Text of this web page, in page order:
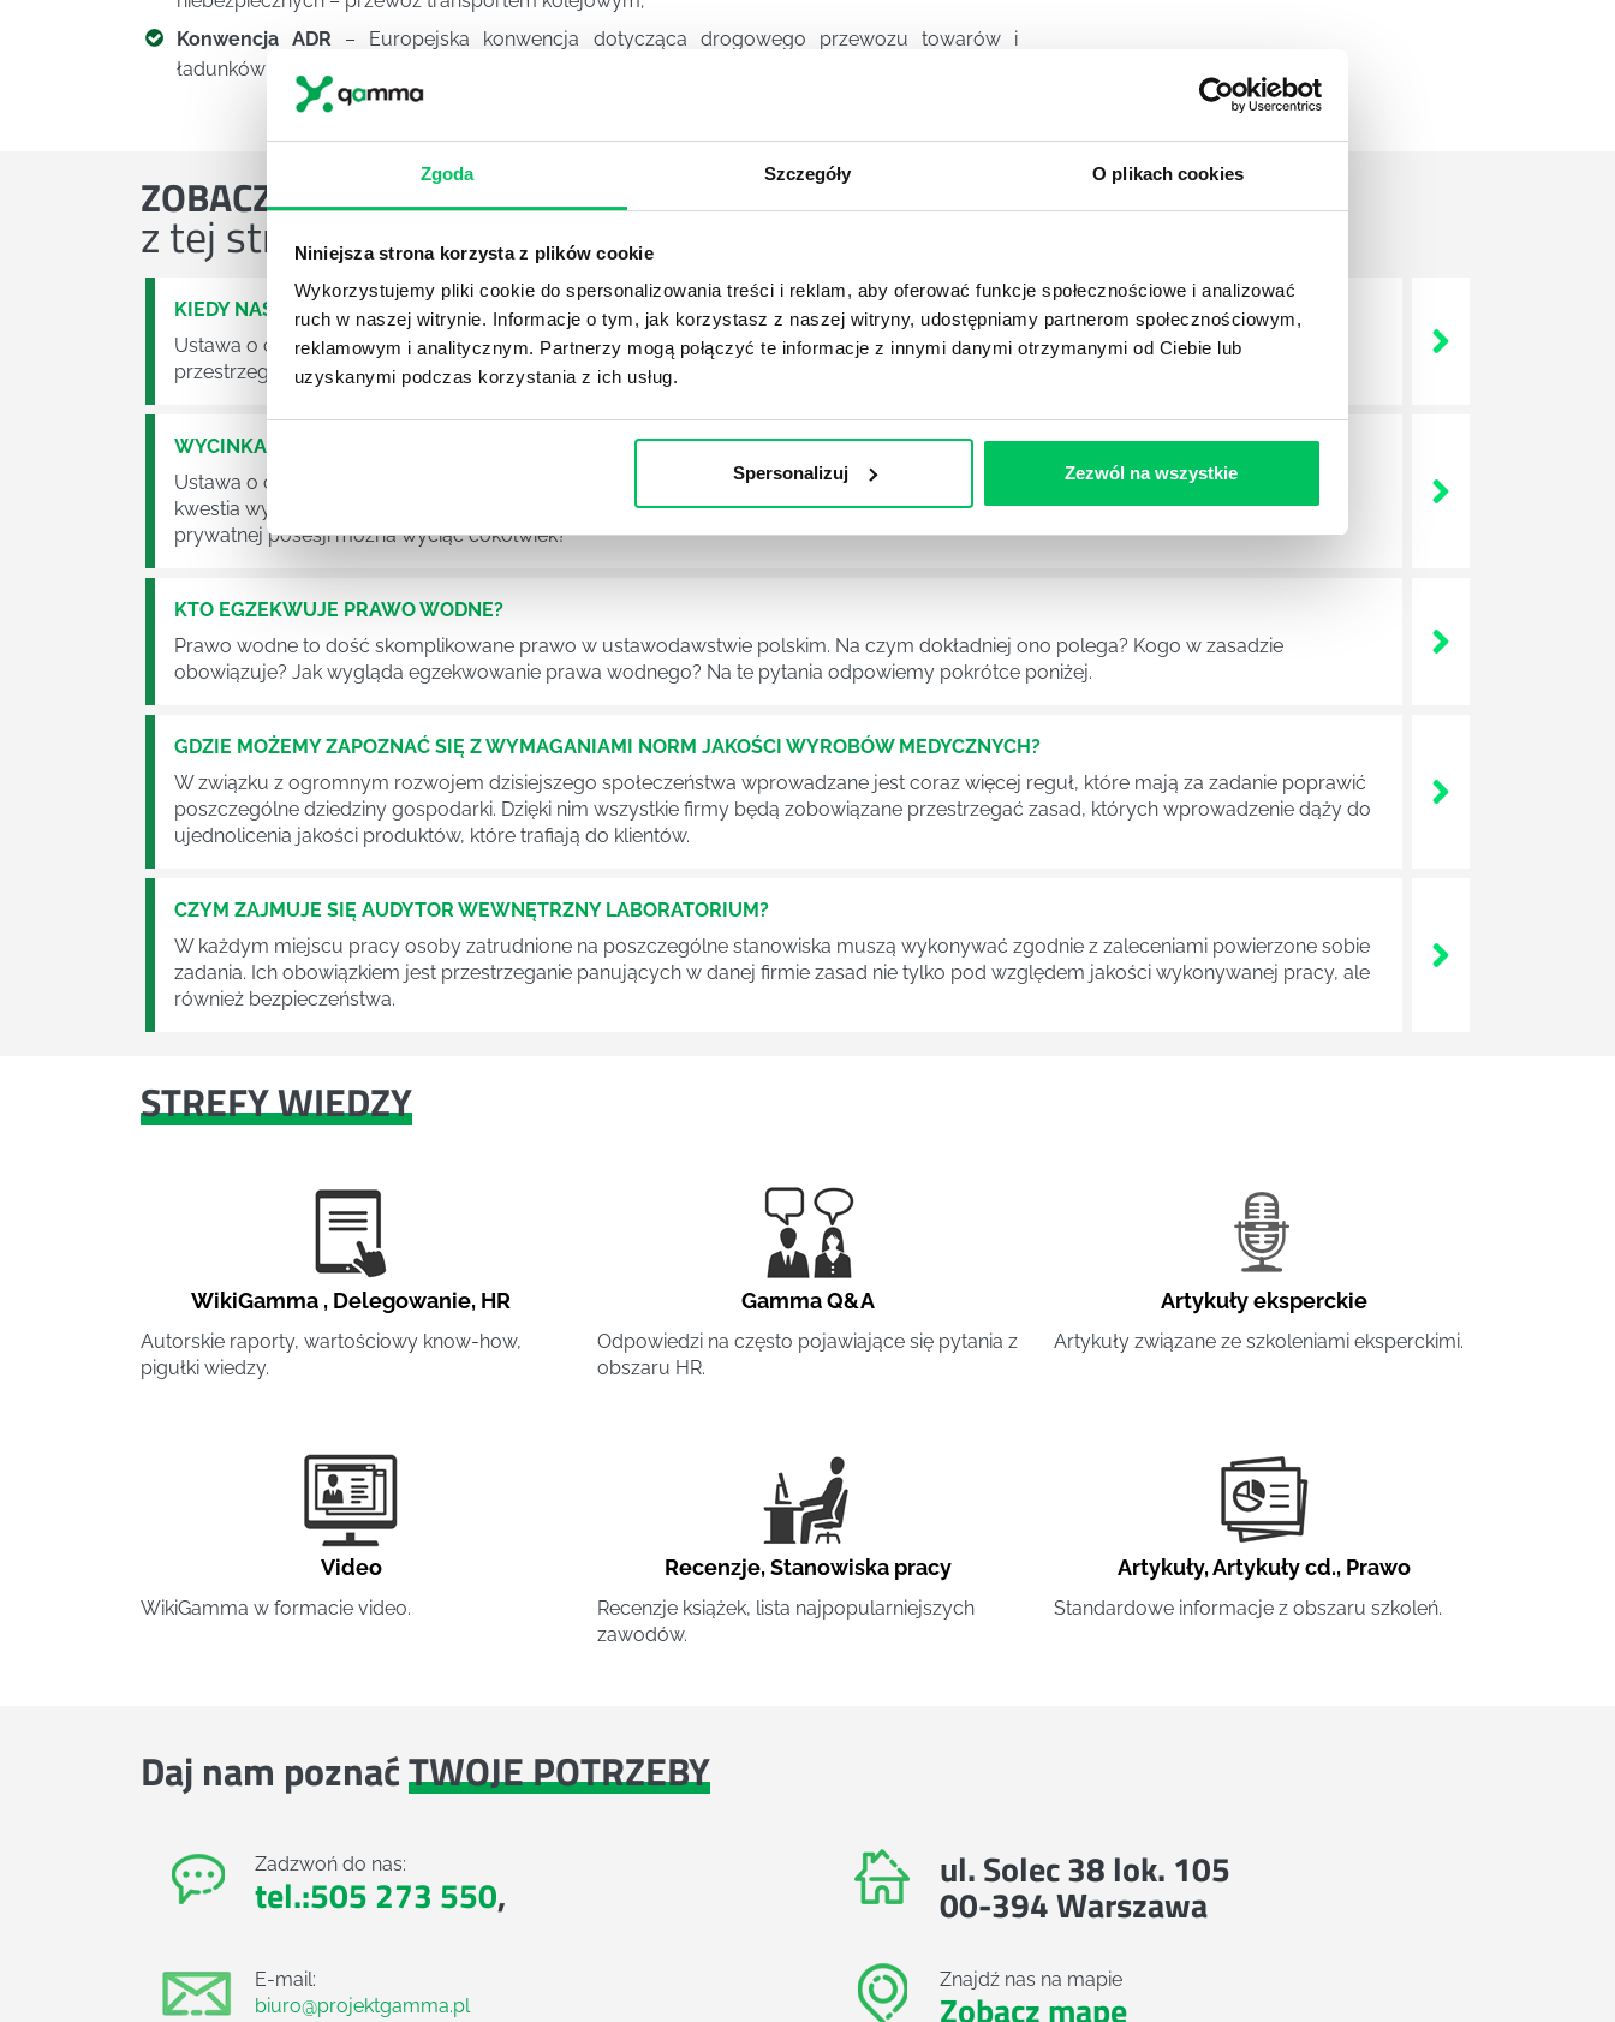
Zgoda Szczegóły O plikach cookies
Niniejsza strona korzysta z plików cookie
Wykorzystujemy pliki cookie do spersonalizowania treści i reklam, aby oferować funkcje społecznościowe i analizować
ruch w naszej witrynie. Informacje o tym, jak korzystasz z naszej witryny, udostępniamy partnerom społecznościowym,
reklamowym i analitycznym. Partnerzy mogą połączyć te informacje z innymi danymi otrzymanymi od Ciebie lub
uzyskanymi podczas korzystania z ich usług.
Spersonalizuj Zezwól na wszystkie
Konwencja ADR – Europejska konwencja dotycząca drogowego przewozu towarów i
ładunków niebezpiecznych – przewóz transportem drogowym.
ZOBACZOSTATNIE ARTYKUŁY
z tej strefy wiedzy
KIEDY NASTĄPI ZMIANA USTAWY O ODPADACH?
Ustawa o odpadach jest dość istotną ustawą dla każdej firmy. Kiedy dokładnie nowe przepisy wejdą w życie? Od kiedy ich
przestrzeganie będzie już normalnie egzekwowane? Z czym trzeba się tutaj na pewno liczyć?
WYCINKA DRZEW A USTAWA O OCHRONIE ŚRODOWISKA - CO WARTO WIEDZIEĆ?
Ustawa o ochronie środowiska obowiązuje każdego z nas – bez wyjątku. Warto podkreślić, że określona jest w niej także dokładnie
kwestia wycinki drzew. Czy taka wycinka drzew musi być gdziekolwiek zgłaszana? Jak to w zasadzie dokładniej wygląda? Czy z
prywatnej posesji można wyciąć cokolwiek?
KTO EGZEKWUJE PRAWO WODNE?
Prawo wodne to dość skomplikowane prawo w ustawodawstwie polskim. Na czym dokładniej ono polega? Kogo w zasadzie
obowiązuje? Jak wygląda egzekwowanie prawa wodnego? Na te pytania odpowiemy pokrótce poniżej.
GDZIE MOŻEMY ZAPOZNAĆ SIĘ Z WYMAGANIAMI NORM JAKOŚCI WYROBÓW MEDYCZNYCH?
W związku z ogromnym rozwojem dzisiejszego społeczeństwa wprowadzane jest coraz więcej reguł, które mają za zadanie poprawić
poszczególne dziedziny gospodarki. Dzięki nim wszystkie firmy będą zobowiązane przestrzegać zasad, których wprowadzenie dąży do
ujednolicenia jakości produktów, które trafiają do klientów.
CZYM ZAJMUJE SIĘ AUDYTOR WEWNĘTRZNY LABORATORIUM?
W każdym miejscu pracy osoby zatrudnione na poszczególne stanowiska muszą wykonywać zgodnie z zaleceniami powierzone sobie
zadania. Ich obowiązkiem jest przestrzeganie panujących w danej firmie zasad nie tylko pod względem jakości wykonywanej pracy, ale
również bezpieczeństwa.
STREFY WIEDZY
WikiGamma , Delegowanie, HR
Autorskie raporty, wartościowy know-how,
pigułki wiedzy.
Gamma Q&A
Odpowiedzi na często pojawiające się pytania z
obszaru HR.
Artykuły eksperckie
Artykuły związane ze szkoleniami eksperckimi.
Video
WikiGamma w formacie video.
Recenzje,Stanowiska pracy
Recenzje książek, lista najpopularniejszych
zawodów.
Artykuły,Artykuły cd., Prawo
Standardowe informacje z obszaru szkoleń.
Daj nam poznaćTWOJE POTRZEBY
Zadzwoń do nas:
tel.:505 273 550,
E-mail:
biuro@projektgamma.pl
ul. Solec 38 lok. 105
00-394 Warszawa
Znajdź nas na mapie
Zobacz mapę